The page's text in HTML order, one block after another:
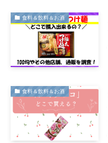
食料＆飲料＆お酒
食料＆飲料＆お酒